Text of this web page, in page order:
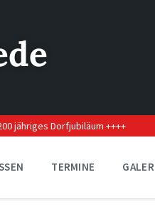
jähriges Dorfjubiläum ++++
TERMINE